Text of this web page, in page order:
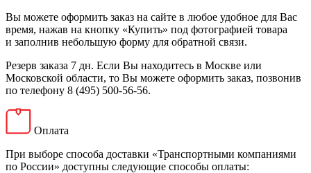
Вы можете оформить заказ на сайте в любое удобное для Вас
время, нажав на кнопку «Купить» под фотографией товара
и заполнив небольшую форму для обратной связи.
Резерв заказа 7 дн. Если Вы находитесь в Москве или
Московской области, то Вы можете оформить заказ, позвонив
по телефону 8 (495) 500-56-56.
Оплата
При выборе способа доставки «Транспортными компаниями
по России» доступны следующие способы оплаты: